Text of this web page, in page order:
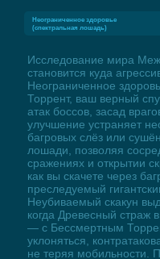
Неограниченное здоровье
(спектральная лошадь)
Исследование мира
становится куда
Неограниченное
Торрент, ваш верный
атак боссов, засад
улучшение устраняет
багровых слёз или
лошади, позволяя
сражениях и открытии
как вы скачете через
преследуемый
Неубиваемый скакун
когда Древесный страж
— с Бессмертным
уклоняться,
не теряя мобильности.